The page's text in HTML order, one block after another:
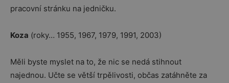
pracovní stránku na jedničku.
Koza (roky… 1955, 1967, 1979, 1991, 2003)
Měli byste myslet na to, že nic se nedá stihnout
najednou. Učte se větší trpělivosti, občas zatáhněte za